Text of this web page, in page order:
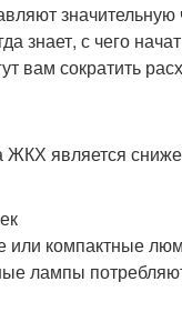
значительную
знает, с чего
вам сократить
является
компактные
лампы